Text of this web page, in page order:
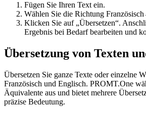
Fügen Sie Ihren Text ein.
Wählen Sie die Richtung
Klicken Sie auf „Übersetzen“.
Ergebnis bei Bedarf bearbeiten und
Übersetzung von Texten
Übersetzen Sie ganze Texte oder einzelne
Französisch und Englisch. PROMT.One
Äquivalente aus und bietet mehrere
präzise Bedeutung.